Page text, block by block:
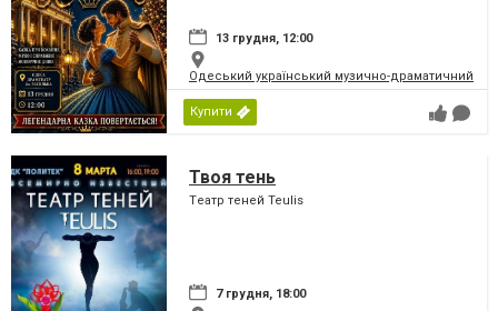
13 грудня, 12:00
Одеський український музично-драматичний
Купити
Твоя тень
Tеатр теней Teulis
7 грудня, 18:00